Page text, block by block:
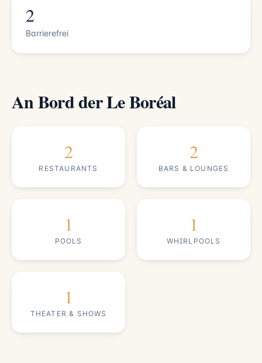
2
Barrierefrei
An Bord der Le Boréal
2
RESTAURANTS
2
BARS & LOUNGES
1
POOLS
1
WHIRLPOOLS
1
THEATER & SHOWS